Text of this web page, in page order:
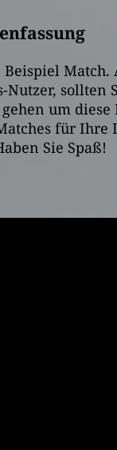
Beispiel Match.
Nutzer, sollten
gehen um diese
für Ihre
Sie Spaß!